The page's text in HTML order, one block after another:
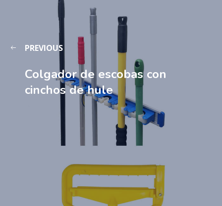
PREVIOUS
Colgador de escobas con
cinchos de hule